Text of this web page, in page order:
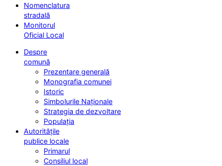
Nomenclatura
stradală
Monitorul
Oficial Local
Despre
comună
Prezentare generală
Monografia comunei
Istoric
Simbolurile Naționale
Strategia de dezvoltare
Populația
Autoritățile
publice locale
Primarul
Consiliul local